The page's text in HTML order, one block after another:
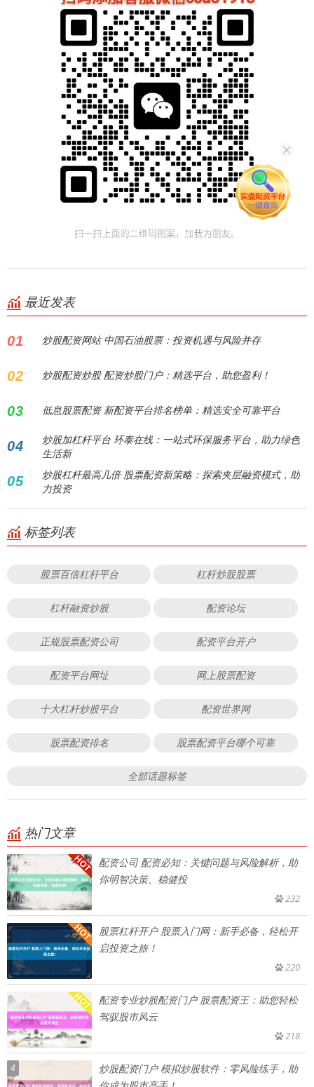
最近发表
01 炒股配资网站 中国石油股票：投资机遇与风险并存
02 炒股配资炒股 配资炒股门户：精选平台，助您盈利！
03 低息股票配资 新配资平台排名榜单：精选安全可靠平台
04
炒股加杠杆平台 环泰在线：一站式环保服务平台，助力绿色
生活新
05
炒股杠杆最高几倍 股票配资新策略：探索夹层融资模式，助
力投资
标签列表
股票百倍杠杆平台 杠杆炒股股票
杠杆融资炒股 配资论坛
正规股票配资公司 配资平台开户
配资平台网址 网上股票配资
十大杠杆炒股平台 配资世界网
股票配资排名 股票配资平台哪个可靠
全部话题标签
热门文章
配资公司 配资必知：关键问题与风险解析，助
你明智决策、稳健投
232
股票杠杆开户 股票入门网：新手必备，轻松开
启投资之旅！
220
配资专业炒股配资门户 股票配资王：助您轻松
驾驭股市风云
218
4
炒股配资门户 模拟炒股软件：零风险练手，助